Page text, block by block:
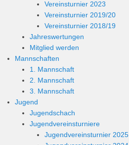
Vereinsturnier 2023
Vereinsturnier 2019/20
Vereinsturnier 2018/19
Jahreswertungen
Mitglied werden
Mannschaften
1. Mannschaft
2. Mannschaft
3. Mannschaft
Jugend
Jugendschach
Jugendvereinsturniere
Jugendvereinsturnier 2025